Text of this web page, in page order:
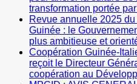
transformation portée
Revue annuelle 2025
Guinée : le
plus ambitieuse et
Coopération Guinée-
reçoit le Directeur
coopération au